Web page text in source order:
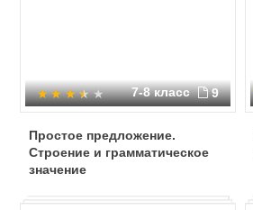
7-8 класс 9
Простое предложение.
Строение и грамматическое
значение